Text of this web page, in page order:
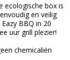
ecologische box is
en veilig
BBQ in 20
uur grill plezier!
chemicaliën